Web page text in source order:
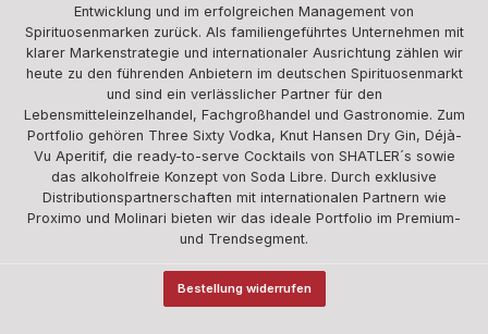
Entwicklung und im erfolgreichen Management von
Spirituosenmarken zurück. Als familiengeführtes Unternehmen mit
klarer Markenstrategie und internationaler Ausrichtung zählen wir
heute zu den führenden Anbietern im deutschen Spirituosenmarkt
und sind ein verlässlicher Partner für den
Lebensmitteleinzelhandel, Fachgroßhandel und Gastronomie. Zum
Portfolio gehören Three Sixty Vodka, Knut Hansen Dry Gin, Déjà-
Vu Aperitif, die ready-to-serve Cocktails von SHATLER´s sowie
das alkoholfreie Konzept von Soda Libre. Durch exklusive
Distributionspartnerschaften mit internationalen Partnern wie
Proximo und Molinari bieten wir das ideale Portfolio im Premium-
und Trendsegment.
Bestellung widerrufen